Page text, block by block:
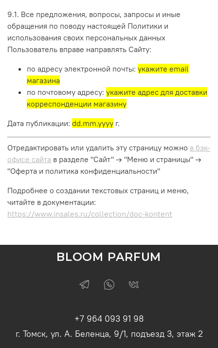
9.1. Все предложения, вопросы, запросы и иные
обращения по поводу настоящей Политики и
использования своих персональных данных
Пользователь вправе направлять Сайту:
по адресу электронной почты: укажите email
магазина
по почтовому адресу: укажите адрес для доставки
корреспонденции магазину
Дата публикации: dd.mm.yyyy г.
Отредактировать или удалить эту страницу можно в бэк-
офисе сайта в разделе "Сайт" → "Меню и страницы" →
"Оферта и политика конфиденциальности"
Подробнее о создании текстовых страниц и меню,
читайте в документации:
https://www.insales.ru/collection/doc-kontent
+7 964 093 91 98
г. Томск, ул. А. Беленца, 9/1, подъезд 3, этаж 2
BLOOM PARFUM